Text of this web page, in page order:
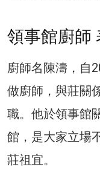
領事館廚師
廚師名陳濤，自
做廚師，與莊關
職。他於領事館
館，是大家立場
莊祖宜。